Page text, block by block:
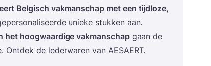
Bel­gisch vak­man­schap met een tijd­lo­ze,
unie­ke stuk­ken aan.
het hoog­waar­di­ge vak­man­schap gaan de
Ont­dek de leder­wa­ren van AESAERT.